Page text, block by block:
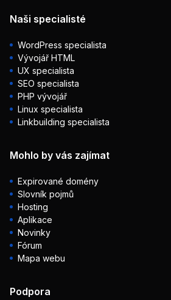
Naši specialisté
WordPress specialista
Vývojář HTML
UX specialista
SEO specialista
PHP vývojář
Linux specialista
Linkbuilding specialista
Mohlo by vás zajímat
Expirované domény
Slovník pojmů
Hosting
Aplikace
Novinky
Fórum
Mapa webu
Podpora